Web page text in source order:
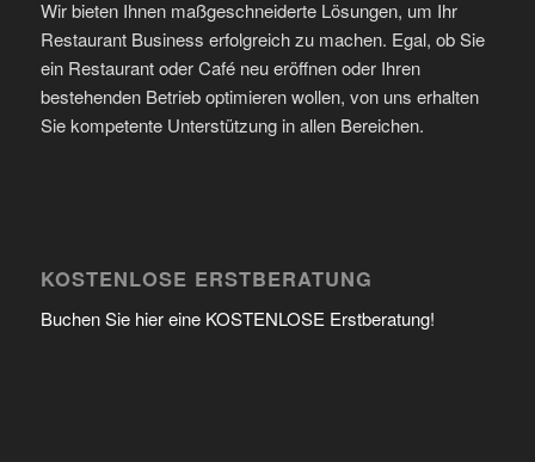
Wir bieten Ihnen maßgeschneiderte Lösungen, um Ihr
Restaurant Business erfolgreich zu machen. Egal, ob Sie
ein Restaurant oder Café neu eröffnen oder Ihren
bestehenden Betrieb optimieren wollen, von uns erhalten
Sie kompetente Unterstützung in allen Bereichen.
KOSTENLOSE ERSTBERATUNG
Buchen Sie hier eine KOSTENLOSE Erstberatung!